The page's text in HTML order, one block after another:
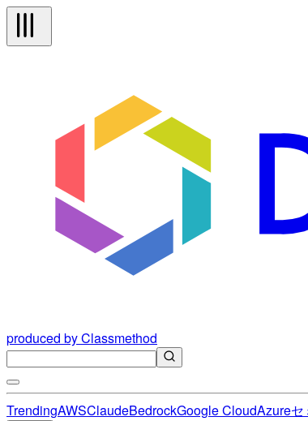
produced by Classmethod
TrendingAWSClaudeBedrockGoogle CloudAzureセ